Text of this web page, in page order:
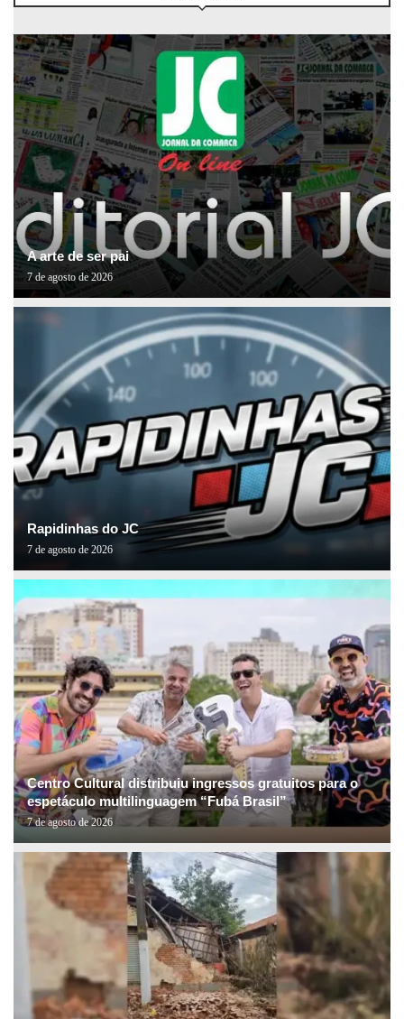
A arte de ser pai
7 de agosto de 2026
Rapidinhas do JC
7 de agosto de 2026
Centro Cultural distribuiu ingressos gratuitos para o
espetáculo multilinguagem “Fubá Brasil”
7 de agosto de 2026